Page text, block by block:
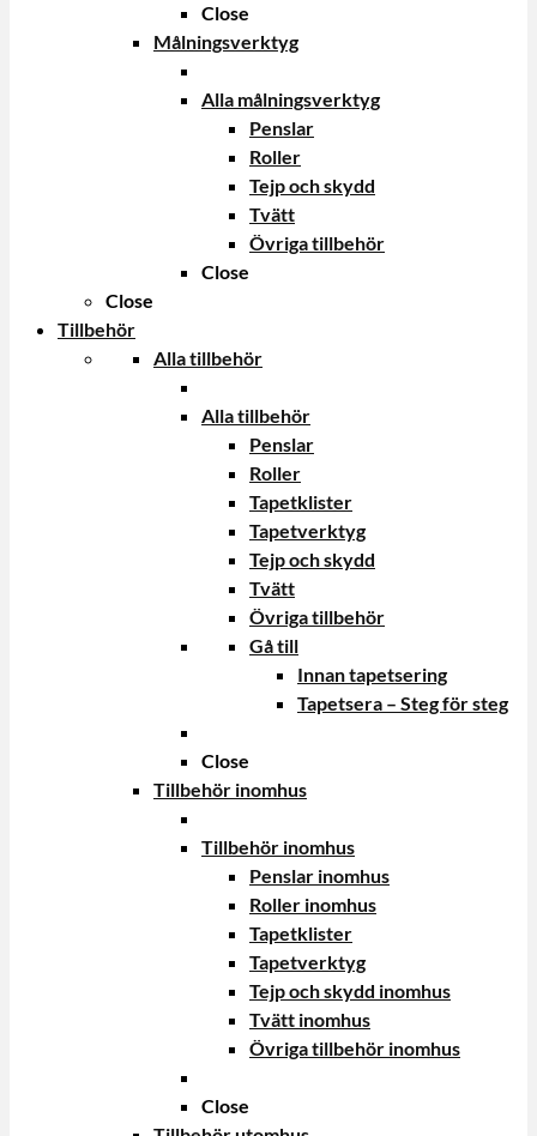
Close
Målningsverktyg
Alla målningsverktyg
Penslar
Roller
Tejp och skydd
Tvätt
Övriga tillbehör
Close
Close
Tillbehör
Alla tillbehör
Alla tillbehör
Penslar
Roller
Tapetklister
Tapetverktyg
Tejp och skydd
Tvätt
Övriga tillbehör
Gå till
Innan tapetsering
Tapetsera – Steg för steg
Close
Tillbehör inomhus
Tillbehör inomhus
Penslar inomhus
Roller inomhus
Tapetklister
Tapetverktyg
Tejp och skydd inomhus
Tvätt inomhus
Övriga tillbehör inomhus
Close